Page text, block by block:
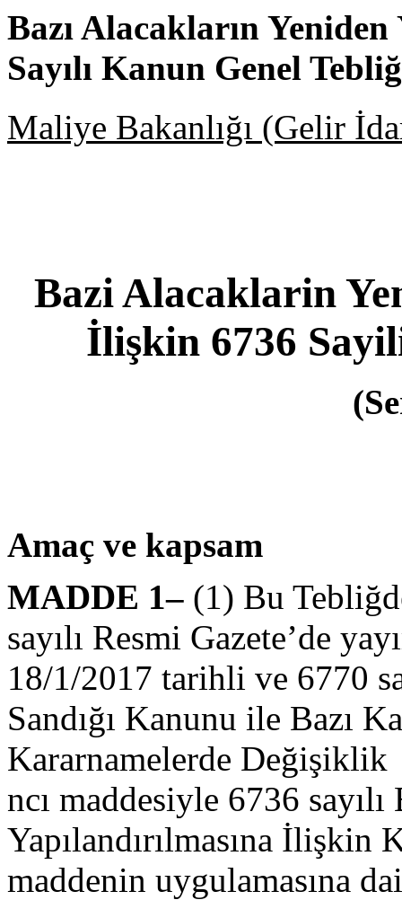
Bazı Alacakların
Sayılı Kanun Genel
Maliye Bakanlığı (Gelir
Bazi Alacaklarin
İlişkin 6736
Amaç ve kapsam
MADDE 1– (1) Bu
sayılı Resmi Gazete’de
18/1/2017 tarihli ve 6770
Sandığı Kanunu ile Bazı
Kararnamelerde Değişiklik
ncı maddesiyle 6736
Yapılandırılmasına
maddenin uygulamasına